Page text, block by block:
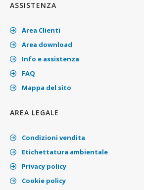
ASSISTENZA
Area Clienti
Area download
Info e assistenza
FAQ
Mappa del sito
AREA LEGALE
Condizioni vendita
Etichettatura ambientale
Privacy policy
Cookie policy